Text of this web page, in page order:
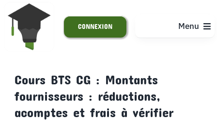
Passer
contenu
Menu
S’INSCRIRE
CONNEXION
Cours BTS CG : Montants
fournisseurs : réductions,
acomptes et frais à vérifier